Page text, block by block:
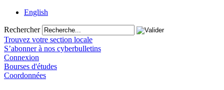
English
Rechercher
Trouvez votre section locale
S’abonner à nos cyberbulletins
Connexion
Bourses d'études
Coordonnées